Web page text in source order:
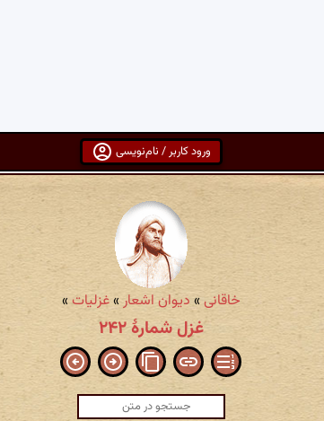
ورود کاربر / نام‌نویسی
خاقانی»دیوان اشعار»غزلیات »
غزل شمارهٔ ۲۴۲